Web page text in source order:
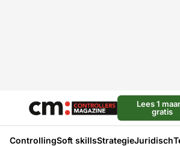
Lees 1
gratis
ControllingSoft skillsStrategieJuridisch